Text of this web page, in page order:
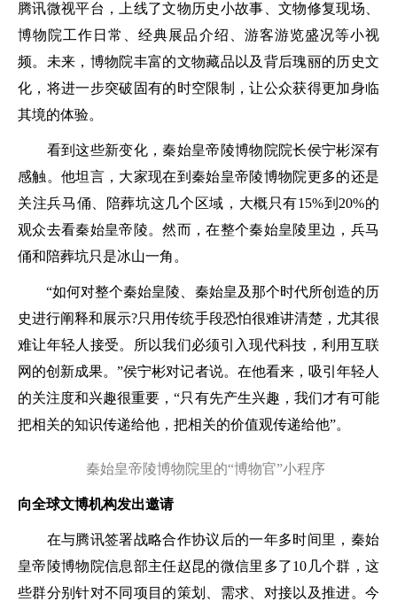
腾讯微视平台，上线了文物历史小故事、文物修复现场、
博物院工作日常、经典展品介绍、游客游览盛况等小视
频。未来，博物院丰富的文物藏品以及背后瑰丽的历史文
化，将进一步突破固有的时空限制，让公众获得更加身临
其境的体验。
看到这些新变化，秦始皇帝陵博物院院长侯宁彬深有
感触。他坦言，大家现在到秦始皇帝陵博物院更多的还是
关注兵马俑、陪葬坑这几个区域，大概只有15%到20%的
观众去看秦始皇帝陵。然而，在整个秦始皇陵里边，兵马
俑和陪葬坑只是冰山一角。
“如何对整个秦始皇陵、秦始皇及那个时代所创造的历
史进行阐释和展示?只用传统手段恐怕很难讲清楚，尤其很
难让年轻人接受。所以我们必须引入现代科技，利用互联
网的创新成果。”侯宁彬对记者说。在他看来，吸引年轻人
的关注度和兴趣很重要，“只有先产生兴趣，我们才有可能
把相关的知识传递给他，把相关的价值观传递给他”。
秦始皇帝陵博物院里的“博物官”小程序
向全球文博机构发出邀请
在与腾讯签署战略合作协议后的一年多时间里，秦始
皇帝陵博物院信息部主任赵昆的微信里多了10几个群，这
些群分别针对不同项目的策划、需求、对接以及推进。今